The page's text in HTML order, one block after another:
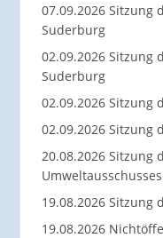
07.09.2026 Sitzung
Suderburg
02.09.2026 Sitzung
Suderburg
02.09.2026 Sitzung
02.09.2026 Sitzung
20.08.2026 Sitzung
19.08.2026 Sitzung
19.08.2026